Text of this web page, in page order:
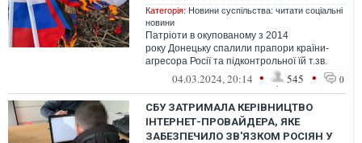
Категорія: Новини суспільства: читати соціальні
новини
Патріоти в окупованому з 2014
року Донецьку спалили прапори країни-
агресора Росії та підконтрольної їй т.зв.
"Донецької народної республіки". Ці симво...
04.03.2024, 20:14 • 545 • 0
СБУ ЗАТРИМАЛА КЕРІВНИЦТВО
ІНТЕРНЕТ-ПРОВАЙДЕРА, ЯКЕ
ЗАБЕЗПЕЧИЛО ЗВ'ЯЗКОМ РОСІЯН У